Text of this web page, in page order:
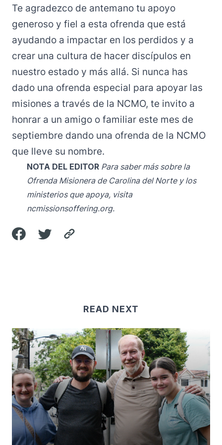
Te agradezco de antemano tu apoyo
generoso y fiel a esta ofrenda que está
ayudando a impactar en los perdidos y a
crear una cultura de hacer discípulos en
nuestro estado y más allá. Si nunca has
dado una ofrenda especial para apoyar las
misiones a través de la NCMO, te invito a
honrar a un amigo o familiar este mes de
septiembre dando una ofrenda de la NCMO
que lleve su nombre.
NOTA DEL EDITOR Para saber más sobre la
Ofrenda Misionera de Carolina del Norte y los
ministerios que apoya, visita
ncmissionsoffering.org.
READ NEXT